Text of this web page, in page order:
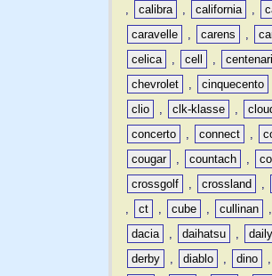
,
calibra , california ,
caravelle
, carens ,
celica
, cell ,
chevrolet
, cinquecento
clio
, clk-klasse ,
concerto
, connect ,
cougar
, countach ,
crossgolf
, crossland ,
,
ct , cube , cullinan ,
dacia
, daihatsu , daily
derby
, diablo , dino ,